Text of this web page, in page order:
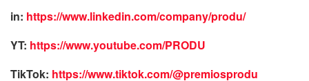
in: https://www.linkedin.com/company/produ/
YT: https://www.youtube.com/PRODU
TikTok: https://www.tiktok.com/@premiosprodu